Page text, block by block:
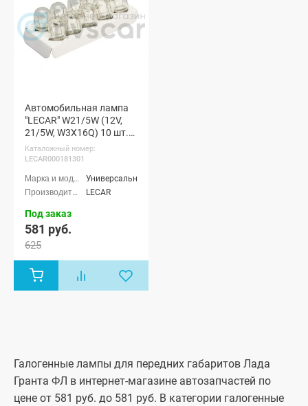
Автомобильная лампа
"LECAR" W21/5W (12V,
21/5W, W3X16Q) 10 шт.
(LECAR000181301)
Каталожный номер:
LECAR000181301
Универсальные
LECAR
Под заказ
581 руб.
625
Галогенные лампы для передних габаритов Лада
Гранта ФЛ в интернет-магазине автозапчастей по
цене от 581 руб. до 581 руб. В категории галогенные